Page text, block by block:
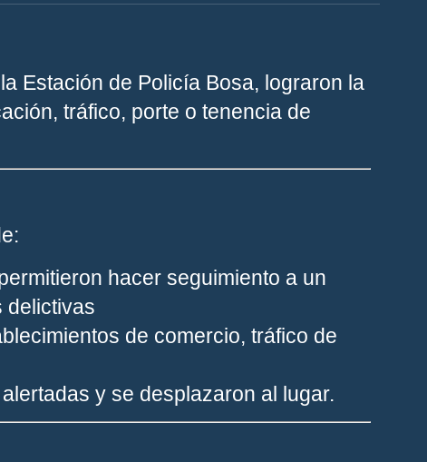
Estación de Policía Bosa, lograron la
tráfico, porte o tenencia de
hacer seguimiento a un
delictivas
de comercio, tráfico de
y se desplazaron al lugar.